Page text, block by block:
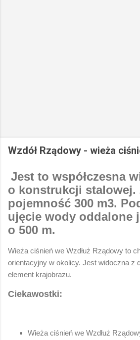
Wzdół Rządowy - wieża
Jest to współczesna
o konstrukcji stalowej.
pojemność 300 m3.
ujęcie wody oddalone
o 500 m.
Wieża ciśnień we Wzdłuż Rządowy to
orientacyjny w okolicy. Jest widoczna z
element krajobrazu.
Ciekawostki:
Wieża ciśnień we Wzdłuż